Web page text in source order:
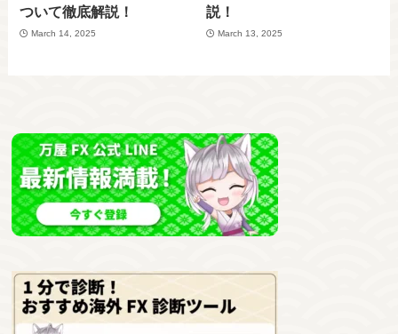
ついて徹底解説！
March 14, 2025
説！
March 13, 2025